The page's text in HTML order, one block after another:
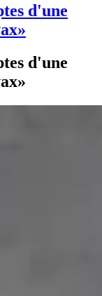
d'une
d'une